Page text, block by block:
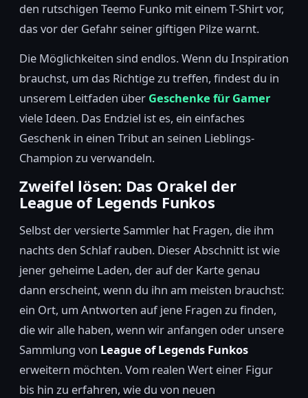
den rutschigen Teemo Funko mit einem T-Shirt vor,
das vor der Gefahr seiner giftigen Pilze warnt.
Die Möglichkeiten sind endlos. Wenn du Inspiration
brauchst, um das Richtige zu treffen, findest du in
unserem Leitfaden über Geschenke für Gamer
viele Ideen. Das Endziel ist es, ein einfaches
Geschenk in einen Tribut an seinen Lieblings-
Champion zu verwandeln.
Zweifel lösen: Das Orakel der
League of Legends Funkos
Selbst der versierte Sammler hat Fragen, die ihm
nachts den Schlaf rauben. Dieser Abschnitt ist wie
jener geheime Laden, der auf der Karte genau
dann erscheint, wenn du ihn am meisten brauchst:
ein Ort, um Antworten auf jene Fragen zu finden,
die wir alle haben, wenn wir anfangen oder unsere
Sammlung von League of Legends Funkos
erweitern möchten. Vom realen Wert einer Figur
bis hin zu erfahren, wie du von neuen